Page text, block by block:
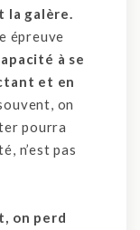
la galère.
épreuve
à se
et en
on
pourra
n’est pas
on perd